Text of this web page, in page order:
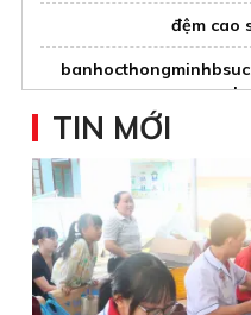
đệm cao
Tiệm
máy xét
Máy
TIN MỚI